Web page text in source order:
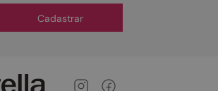
Cadastrar